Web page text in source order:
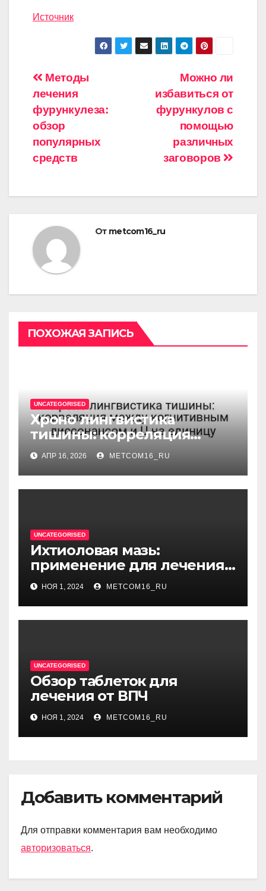
Источник
Навигация
по
записям
Можно ли
избавиться от
фурункулов с
помощью
различных
заговоров
Методы
лечения
фурункулеза:
обзор
популярных
средств
От metcom16_ru
ПОХОЖАЯ ЗАПИСЬ
UNCATEGORISED
Хроно лингвистика
тишины: корреляция
между когнитивным
диссонансом и U на
единицу
АПР 16, 2026 METCOM16_RU
UNCATEGORISED
Ихтиоловая мазь:
применение для лечения
фурункулов
НОЯ 1, 2024 METCOM16_RU
UNCATEGORISED
Обзор таблеток для
лечения от ВПЧ
НОЯ 1, 2024 METCOM16_RU
Добавить комментарий
Для отправки комментария вам необходимо
авторизоваться.